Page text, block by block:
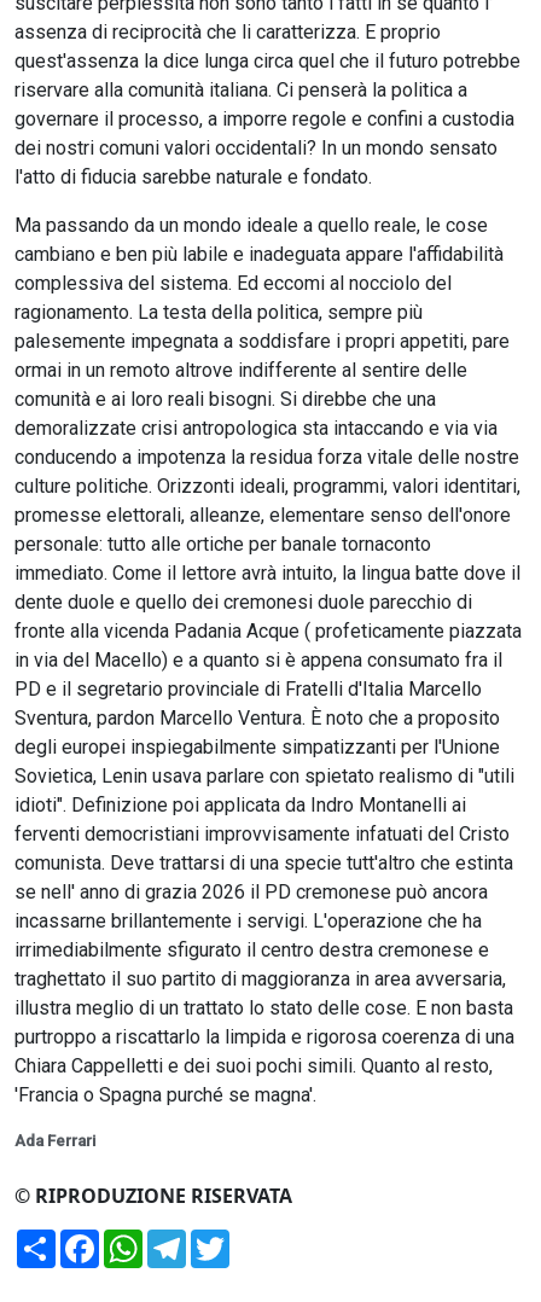
assenza di reciprocità che li caratterizza. E proprio
quest'assenza la dice lunga circa quel che il futuro potrebbe
riservare alla comunità italiana. Ci penserà la politica a
governare il processo, a imporre regole e confini a custodia
dei nostri comuni valori occidentali? In un mondo sensato
l'atto di fiducia sarebbe naturale e fondato.
Ma passando da un mondo ideale a quello reale, le cose
cambiano e ben più labile e inadeguata appare l'affidabilità
complessiva del sistema. Ed eccomi al nocciolo del
ragionamento. La testa della politica, sempre più
palesemente impegnata a soddisfare i propri appetiti, pare
ormai in un remoto altrove indifferente al sentire delle
comunità e ai loro reali bisogni. Si direbbe che una
demoralizzate crisi antropologica sta intaccando e via via
conducendo a impotenza la residua forza vitale delle nostre
culture politiche. Orizzonti ideali, programmi, valori identitari,
promesse elettorali, alleanze, elementare senso dell'onore
personale: tutto alle ortiche per banale tornaconto
immediato. Come il lettore avrà intuito, la lingua batte dove il
dente duole e quello dei cremonesi duole parecchio di
fronte alla vicenda Padania Acque ( profeticamente piazzata
in via del Macello) e a quanto si è appena consumato fra il
PD e il segretario provinciale di Fratelli d'Italia Marcello
Sventura, pardon Marcello Ventura. È noto che a proposito
degli europei inspiegabilmente simpatizzanti per l'Unione
Sovietica, Lenin usava parlare con spietato realismo di "utili
idioti". Definizione poi applicata da Indro Montanelli ai
ferventi democristiani improvvisamente infatuati del Cristo
comunista. Deve trattarsi di una specie tutt'altro che estinta
se nell' anno di grazia 2026 il PD cremonese può ancora
incassarne brillantemente i servigi. L'operazione che ha
irrimediabilmente sfigurato il centro destra cremonese e
traghettato il suo partito di maggioranza in area avversaria,
illustra meglio di un trattato lo stato delle cose. E non basta
purtroppo a riscattarlo la limpida e rigorosa coerenza di una
Chiara Cappelletti e dei suoi pochi simili. Quanto al resto,
'Francia o Spagna purché se magna'.
Ada Ferrari
© RIPRODUZIONE RISERVATA
CondividiFacebookWhatsApp
Telegram